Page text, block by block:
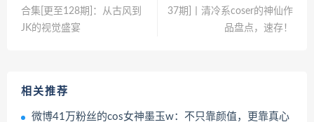
合集[更至128期]：从古风到
JK的视觉盛宴
37期]丨清冷系coser的神仙作
品盘点，速存！
相关推荐
微博41万粉丝的cos女神墨玉w：不只靠颜值，更靠真心